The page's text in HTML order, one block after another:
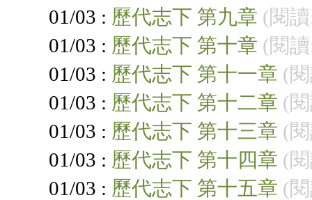
01/03 : 歷代志下 第九章 (閱
01/03 : 歷代志下 第十章 (閱
01/03 : 歷代志下 第十一章 (
01/03 : 歷代志下 第十二章 (
01/03 : 歷代志下 第十三章 (
01/03 : 歷代志下 第十四章 (
01/03 : 歷代志下 第十五章 (